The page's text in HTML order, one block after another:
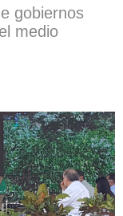
gobiernos
medio